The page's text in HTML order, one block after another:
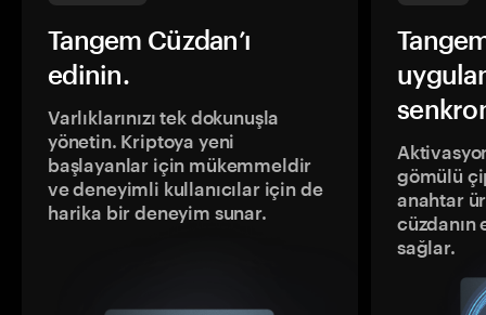
Tangem Cüzdan’ı
edinin.
Varlıklarınızı tek dokunuşla
yönetin. Kriptoya yeni
başlayanlar için mükemmeldir
ve deneyimli kullanıcılar için de
harika bir deneyim sunar.
gömülü
anahtar
sağlar.